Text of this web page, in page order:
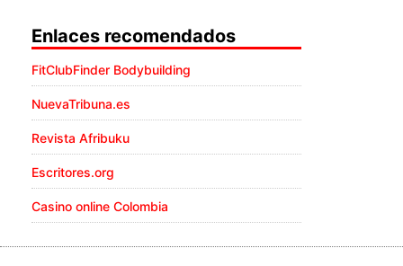
Enlaces recomendados
FitClubFinder Bodybuilding
NuevaTribuna.es
Revista Afribuku
Escritores.org
Casino online Colombia